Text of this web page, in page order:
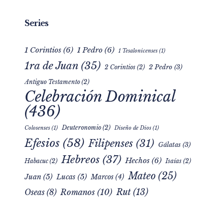
1 Corintios(6) 1 Pedro
1ra de Juan (35)
Antiguo Testamento (2)
Celebración Dominical
(436)
Colosenses Deuteronomio(2) Diseño de Dios (1)
Efesios (58) Filipenses (31)
(37) Hechos (6) Isaías
Juan (5) Lucas Marcos (4) Mateo